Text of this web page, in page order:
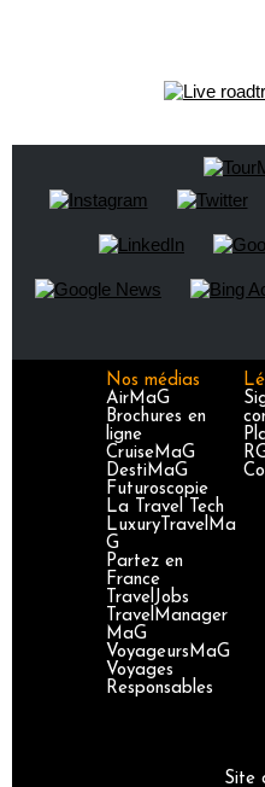
Nos médias
AirMaG
Brochures en
ligne
CruiseMaG
DestiMaG
Futuroscopie
La Travel Tech
LuxuryTravelMa
G
Partez en
France
TravelJobs
TravelManager
MaG
VoyageursMaG
Voyages
Responsables
Site